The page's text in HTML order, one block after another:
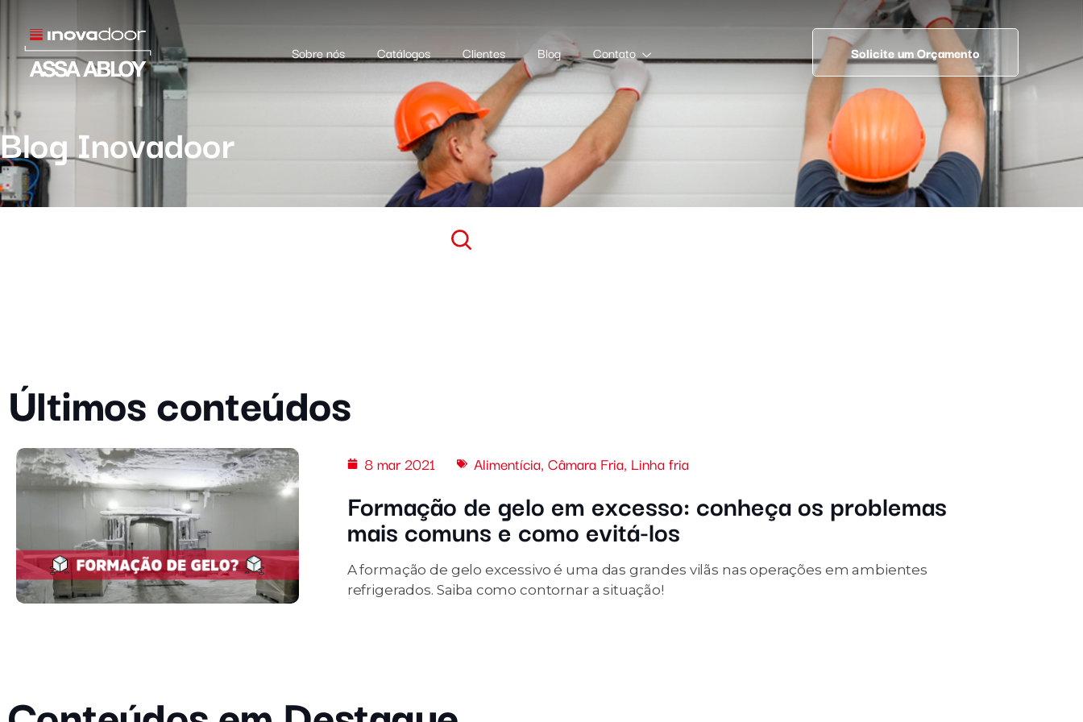
Sobre nós Catálogos Clientes Blog Contato Solicite um Orçamento
Blog Inovadoor
Últimos conteúdos
8 mar 2021 Alimentícia, Câmara Fria, Linha fria
Formação de gelo em excesso: conheça os problemas
mais comuns e como evitá-los
A formação de gelo excessivo é uma das grandes vilãs nas operações em ambientes
refrigerados. Saiba como contornar a situação!